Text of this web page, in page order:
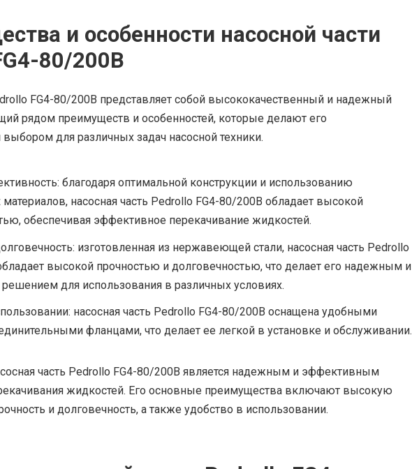
и особенности насосной части
80/200B
FG4-80/200B представляет собой высококачественный и надежный
рядом преимуществ и особенностей, которые делают его
для различных задач насосной техники.
благодаря оптимальной конструкции и использованию
насосная часть Pedrollo FG4-80/200B обладает высокой
обеспечивая эффективное перекачивание жидкостей.
изготовленная из нержавеющей стали, насосная часть Pedrollo
высокой прочностью и долговечностью, что делает его надежным и
для использования в различных условиях.
насосная часть Pedrollo FG4-80/200B оснащена удобными
фланцами, что делает ее легкой в установке и обслуживании.
часть Pedrollo FG4-80/200B является надежным и эффективным
жидкостей. Его основные преимущества включают высокую
и долговечность, а также удобство в использовании.